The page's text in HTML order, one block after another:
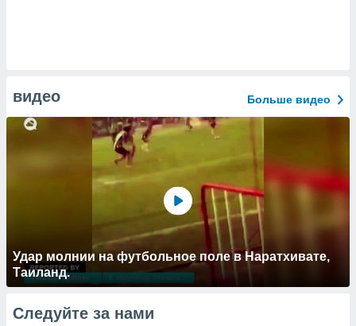
видео Больше видео
Удар молнии на футбольное поле в Наратхивате,
Таиланд.
Следуйте за нами